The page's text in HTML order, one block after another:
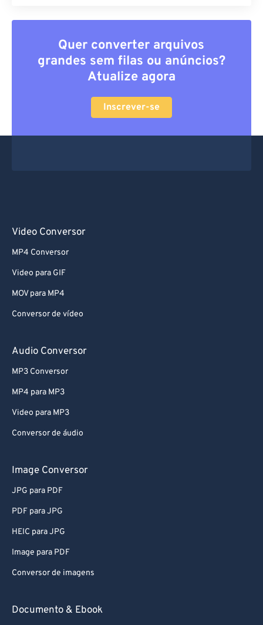
Quer converter arquivos
grandes sem filas ou anúncios?
Atualize agora
Inscrever-se
Video Conversor
MP4 Conversor
Video para GIF
MOV para MP4
Conversor de vídeo
Audio Conversor
MP3 Conversor
MP4 para MP3
Video para MP3
Conversor de áudio
Image Conversor
JPG para PDF
PDF para JPG
HEIC para JPG
Image para PDF
Conversor de imagens
Documento & Ebook